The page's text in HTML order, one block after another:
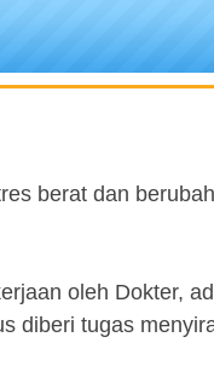
berat dan
oleh Dokter,
diberi tugas